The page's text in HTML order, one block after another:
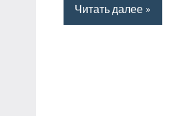
Читать далее